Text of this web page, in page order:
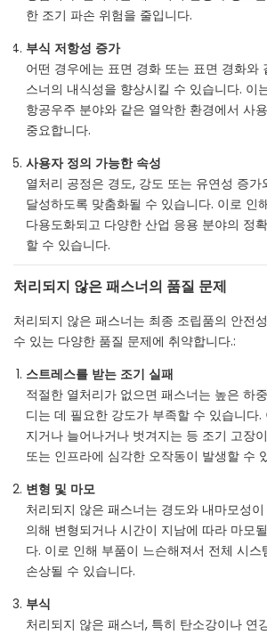
한 조기 파손 위험을 줄입니다.
부식 저항성 증가
어떤 경우에는 표면 경화 또는 표면 경화와
스너의 내식성을 향상시킬 수 있습니다. 이
항공우주 분야와 같은 열악한 환경에서 사
중요합니다.
사용자 정의 가능한 속성
열처리 공정은 경도, 강도 또는 유연성 증
달성하도록 맞춤화될 수 있습니다. 이로 인
다용도화되고 다양한 산업 응용 분야의 정
할 수 있습니다.
처리되지 않은 패스너의 품질 문제
처리되지 않은 패스너는 최종 조립품의 안전
수 있는 다양한 품질 문제에 취약합니다.:
스트레스를 받는 조기 실패
적절한 열처리가 없으면 패스너는 높은 하
디는 데 필요한 강도가 부족할 수 있습니다.
지거나 늘어나거나 벗겨지는 등 조기 고장
또는 인프라에 심각한 오작동이 발생할 수
변형 및 마모
처리되지 않은 패스너는 경도와 내마모성
의해 변형되거나 시간이 지남에 따라 마모
다. 이로 인해 부품이 느슨해져서 전체 시스
손상될 수 있습니다.
부식
처리되지 않은 패스너, 특히 탄소강이나 연